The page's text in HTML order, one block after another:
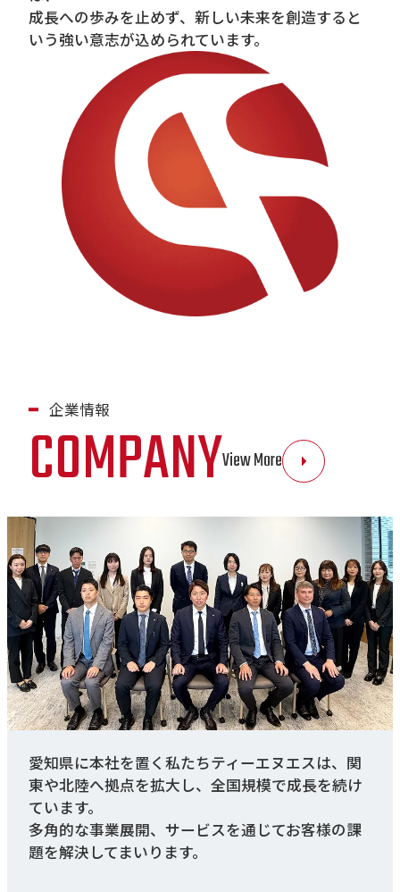
成長への歩みを止めず、新しい未来を創造すると
いう強い意志が込められています。
企業情報
COMPANYView More
愛知県に本社を置く私たちティーエヌエスは、関
東や北陸へ拠点を拡大し、全国規模で成長を続け
ています。
多角的な事業展開、サービスを通じてお客様の課
題を解決してまいります。